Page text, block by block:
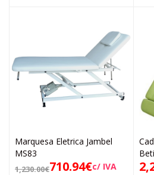
Marquesa Eletrica Jambel
MS83
1,230.00€710.94€c/ IVA